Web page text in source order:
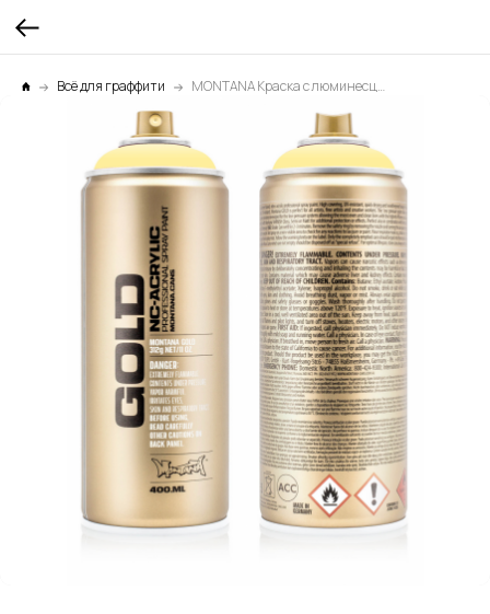
Всё для граффити MONTANA Краска с люминесцентным эффектом зеленая 0,4л